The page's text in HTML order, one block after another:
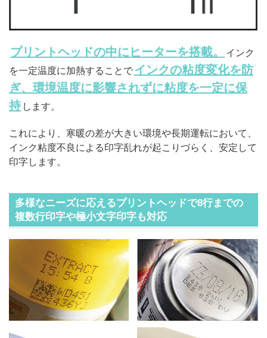
プリントヘッドの中にヒーターを搭載。
インク
を一定温度に加熱することでインクの粘度変化を防
ぎ、環境温度に影響されずに粘度を一定に保
持 します。
これにより、寒暖の差が大きい環境や長期運転において、
インク粘度不良による印字乱れが起こりづらく、安定して
印字します。
多様なニーズに応えるプリントヘッドで8行までの
複数行印字や極小文字印字も対応